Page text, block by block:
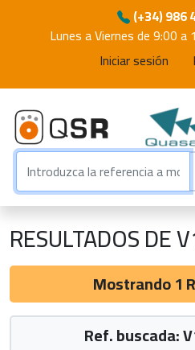
(+34) 986
Lunes a Viernes de 9:00
Iniciar sesión
RESULTADOS
Mostrando 1
Ref. buscada: